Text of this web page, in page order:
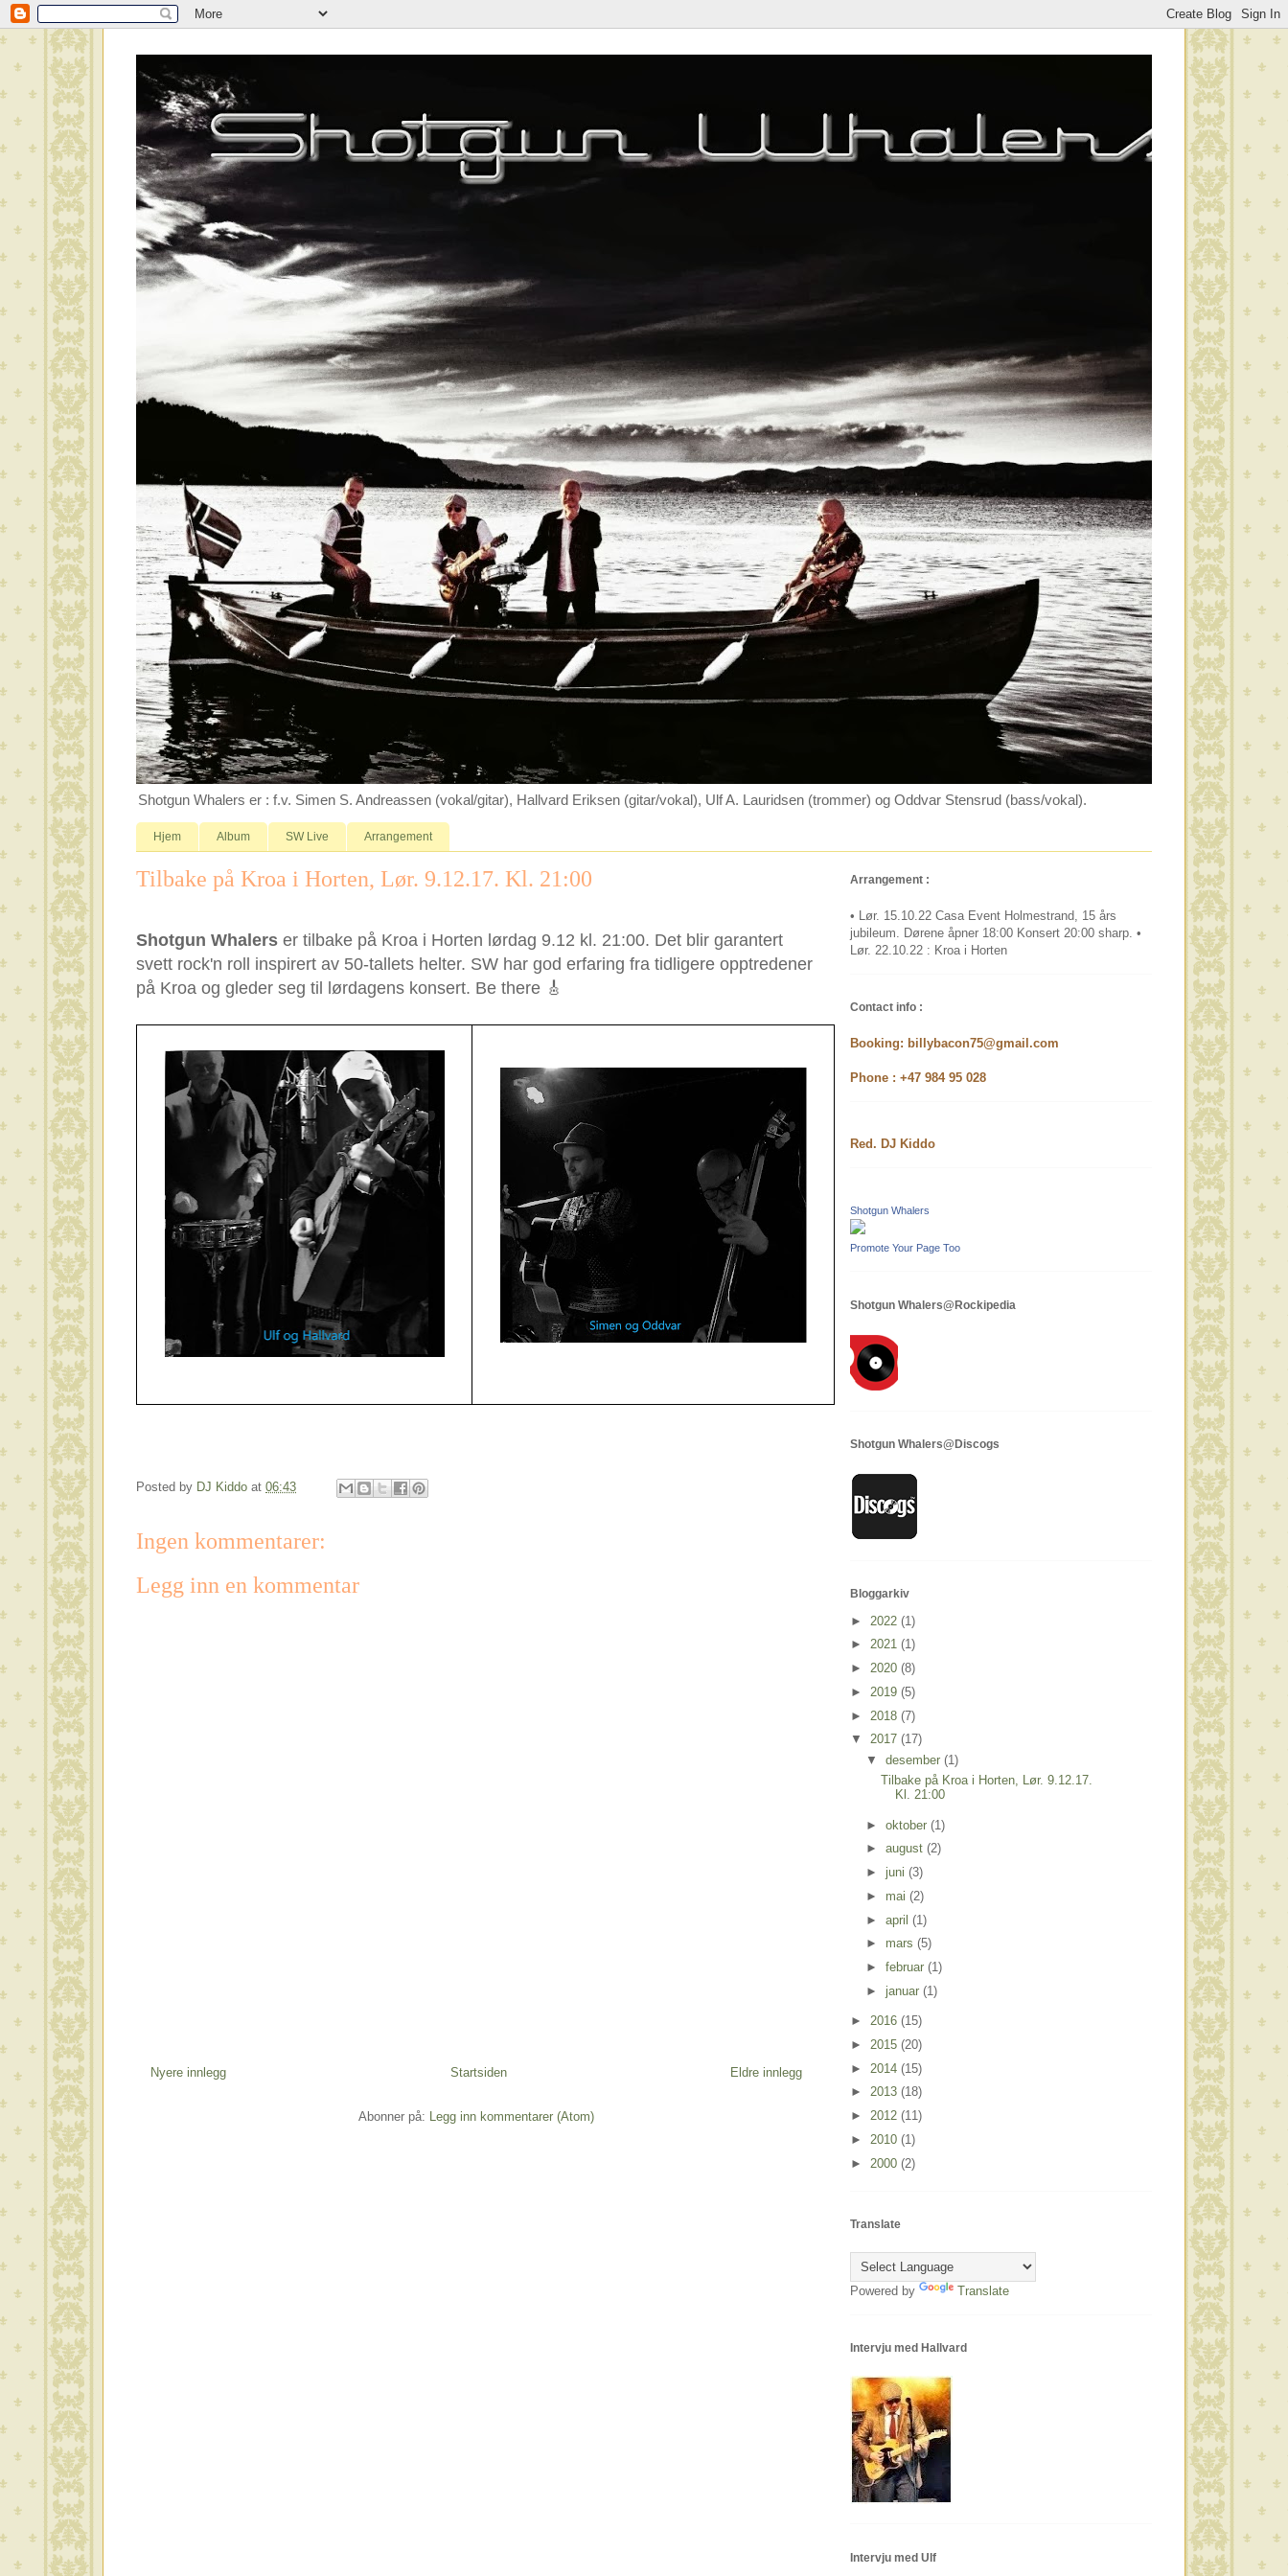
Shotgun Whalers er : f.v. Simen S. Andreassen (vokal/gitar), Hallvard Eriksen (gitar/vokal), Ulf A. Lauridsen (trommer) og Oddvar Stensrud (bass/vokal).
Hjem Album SW Live Arrangement
Tilbake på Kroa i Horten, Lør. 9.12.17. Kl. 21:00
Shotgun Whalers er tilbake på Kroa i Horten lørdag 9.12 kl. 21:00. Det blir garantert
svett rock'n roll inspirert av 50-tallets helter. SW har god erfaring fra tidligere opptredener
på Kroa og gleder seg til lørdagens konsert. Be there 🎸
Posted by DJ Kiddo at 06:43
Ingen kommentarer:
Legg inn en kommentar
Nyere innlegg Eldre innlegg
Startsiden
Abonner på: Legg inn kommentarer (Atom)
Arrangement :
• Lør. 15.10.22 Casa Event Holmestrand, 15 års
jubileum. Dørene åpner 18:00 Konsert 20:00 sharp. •
Lør. 22.10.22 : Kroa i Horten
Contact info :
Booking: billybacon75@gmail.com
Phone : +47 984 95 028
Red. DJ Kiddo
Shotgun Whalers
Promote Your Page Too
Shotgun Whalers@Rockipedia
Shotgun Whalers@Discogs
Bloggarkiv
► 2022 (1)
► 2021 (1)
► 2020 (8)
► 2019 (5)
► 2018 (7)
▼ 2017 (17)
▼ desember (1)
Tilbake på Kroa i Horten, Lør. 9.12.17.
Kl. 21:00
► oktober (1)
► august (2)
► juni (3)
► mai (2)
► april (1)
► mars (5)
► februar (1)
► januar (1)
► 2016 (15)
► 2015 (20)
► 2014 (15)
► 2013 (18)
► 2012 (11)
► 2010 (1)
► 2000 (2)
Translate
Powered by Translate
Intervju med Hallvard
Intervju med Ulf